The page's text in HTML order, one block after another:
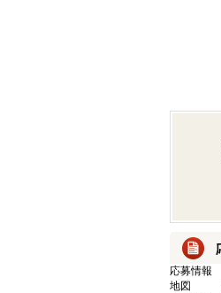
応募情報
地図